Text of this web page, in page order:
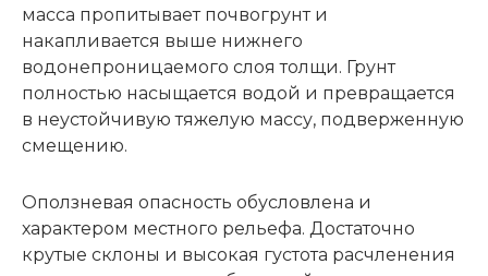
масса пропитывает почвогрунт и
накапливается выше нижнего
водонепроницаемого слоя толщи. Грунт
полностью насыщается водой и превращается
в неустойчивую тяжелую массу, подверженную
смещению.
Оползневая опасность обусловлена и
характером местного рельефа. Достаточно
крутые склоны и высокая густота расчленения